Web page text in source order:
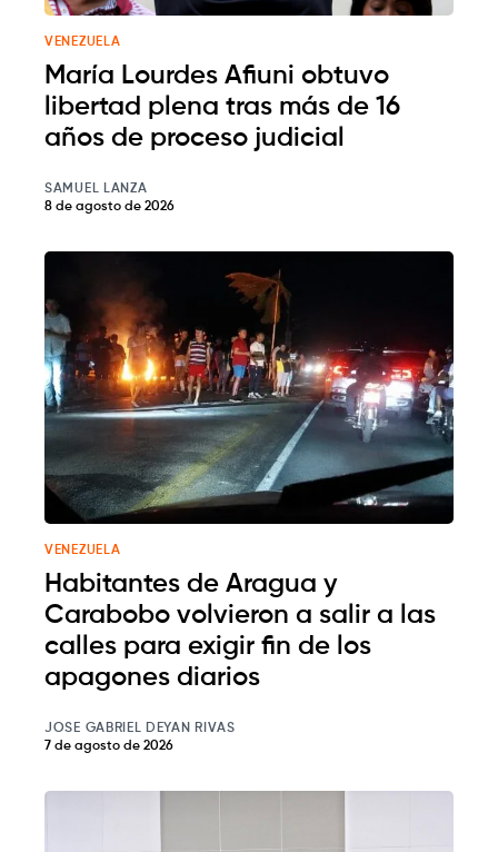
VENEZUELA
María Lourdes Afiuni obtuvo
libertad plena tras más de 16
años de proceso judicial
SAMUEL LANZA
8 de agosto de 2026
VENEZUELA
Habitantes de Aragua y
Carabobo volvieron a salir a las
calles para exigir fin de los
apagones diarios
JOSE GABRIEL DEYAN RIVAS
7 de agosto de 2026